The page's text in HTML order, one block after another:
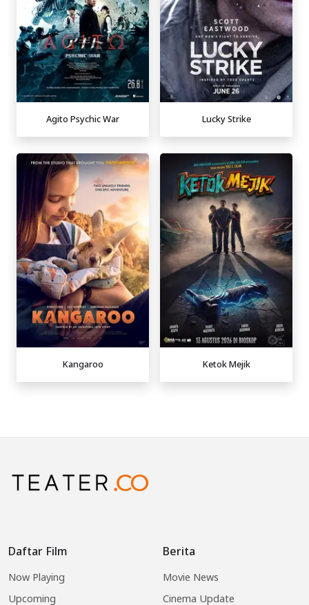
Agito Psychic War Lucky Strike
Kangaroo Ketok Mejik
Daftar Film
Now Playing
Upcoming
Berita
Movie News
Cinema Update